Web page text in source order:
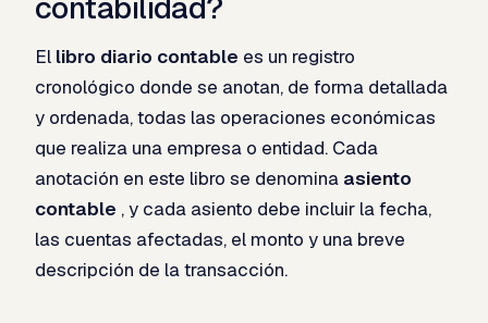
El libro diario contable es un registro
cronológico donde se anotan, de forma detallada
y ordenada, todas las operaciones económicas
que realiza una empresa o entidad. Cada
anotación en este libro se denomina asiento
contable , y cada asiento debe incluir la fecha,
las cuentas afectadas, el monto y una breve
descripción de la transacción.